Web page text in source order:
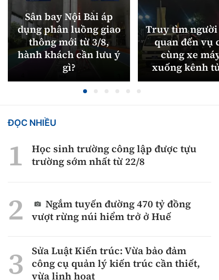
Sân bay Nội Bài áp
dụng phân luồng giao
thông mới từ 3/8,
hành khách cần lưu ý
gì?
Truy tìm
quan đến vụ
cùng xe
xuống kênh
ĐỌC NHIỀU
Học sinh trường công lập được tựu
trường sớm nhất từ 22/8
Ngắm tuyến đường 470 tỷ đồng
vượt rừng núi hiểm trở ở Huế
Sửa Luật Kiến trúc: Vừa bảo đảm
công cụ quản lý kiến trúc cần thiết,
vừa linh hoạt